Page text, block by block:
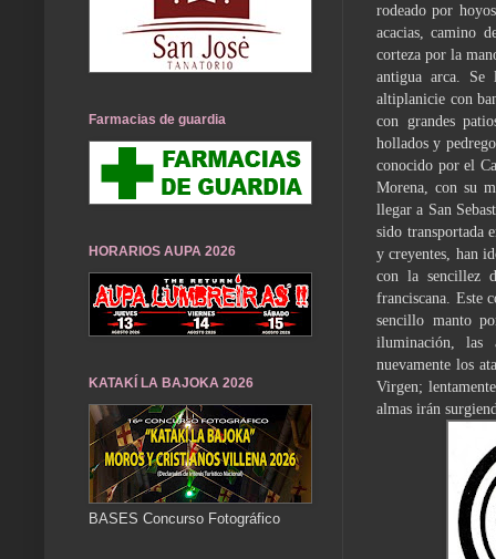
rodeado por
acacias, camino
corteza por la
antigua arca.
altiplanicie con
con grandes
hollados y
conocido por el
Mo­rena, con su
llegar a San
sido transportada
y creyentes, han
con la sencillez
franciscana. Este
sencillo manto
iluminación, las
nuevamente los
Virgen;
almas irán
Farmacias de guardia
HORARIOS AUPA 2026
KATAKÍ LA BAJOKA 2026
BASES Concurso Fotográfico